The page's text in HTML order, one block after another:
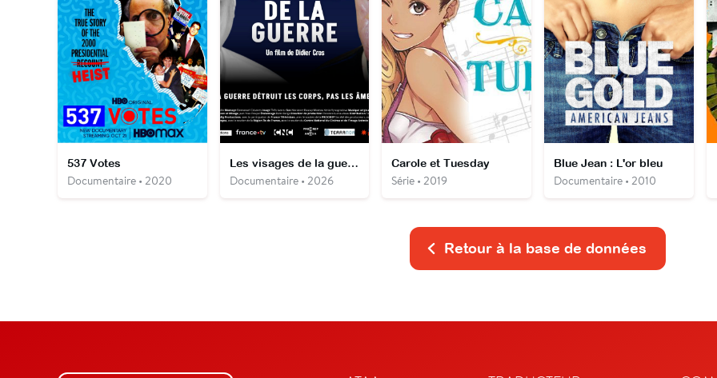
537 Votes
Documentaire • 2020
Les visages de la guerre
Documentaire • 2026
Carole et Tuesday
Série • 2019
Blue Jean : L'or bleu
Documentaire • 2010
Retour à la base de données